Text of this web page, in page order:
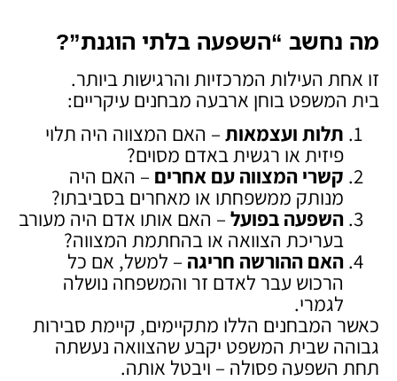
מה נחשב “השפעה בלתי הוגנת”?
זו אחת העילות המרכזיות והרגישות ביותר.
בית המשפט בוחן ארבעה מבחנים עיקריים:
תלות ועצמאות – האם המצווה היה תלוי
פיזית או רגשית באדם מסוים?
קשרי המצווה עם אחרים – האם היה
מנותק ממשפחתו או מאחרים בסביבתו?
השפעה בפועל – האם אותו אדם היה מעורב
בעריכת הצוואה או בהחתמת המצווה?
האם ההורשה חריגה – למשל, אם כל
הרכוש עבר לאדם זר והמשפחה נושלה
לגמרי.
כאשר המבחנים הללו מתקיימים, קיימת סבירות
גבוהה שבית המשפט יקבע שהצוואה נעשתה
תחת השפעה פסולה – ויבטל אותה.